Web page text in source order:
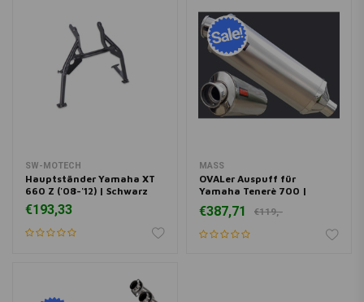
SW-MOTECH
Hauptständer Yamaha XT
660 Z ('08-'12) | Schwarz
€193,33
MASS
OVALer Auspuff für
Yamaha Tenerè 700 |
(Material Auswählen)
€387,71 €119,-